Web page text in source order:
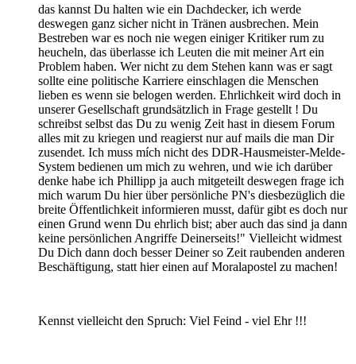
das kannst Du halten wie ein Dachdecker, ich werde
deswegen ganz sicher nicht in Tränen ausbrechen. Mein
Bestreben war es noch nie wegen einiger Kritiker rum zu
heucheln, das überlasse ich Leuten die mit meiner Art ein
Problem haben. Wer nicht zu dem Stehen kann was er sagt
sollte eine politische Karriere einschlagen die Menschen
lieben es wenn sie belogen werden. Ehrlichkeit wird doch in
unserer Gesellschaft grundsätzlich in Frage gestellt ! Du
schreibst selbst das Du zu wenig Zeit hast in diesem Forum
alles mit zu kriegen und reagierst nur auf mails die man Dir
zusendet. Ich muss mích nicht des DDR-Hausmeister-Melde-
System bedienen um mich zu wehren, und wie ich darüber
denke habe ich Phillipp ja auch mitgeteilt deswegen frage ich
mich warum Du hier über persönliche PN's diesbezüglich die
breite Öffentlichkeit informieren musst, dafür gibt es doch nur
einen Grund wenn Du ehrlich bist; aber auch das sind ja dann
keine persönlichen Angriffe Deinerseits!" Vielleicht widmest
Du Dich dann doch besser Deiner so Zeit raubenden anderen
Beschäftigung, statt hier einen auf Moralapostel zu machen!
Kennst vielleicht den Spruch: Viel Feind - viel Ehr !!!